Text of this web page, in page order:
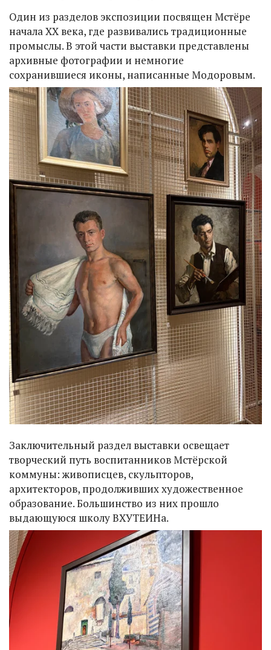
Один из разделов экспозиции посвящен Мстёре
начала XX века, где развивались традиционные
промыслы. В этой части выставки представлены
архивные фотографии и немногие
сохранившиеся иконы, написанные Модоровым.
Заключительный раздел выставки освещает
творческий путь воспитанников Мстёрской
коммуны: живописцев, скульпторов,
архитекторов, продолживших художественное
образование. Большинство из них прошло
выдающуюся школу ВХУТЕИНа.